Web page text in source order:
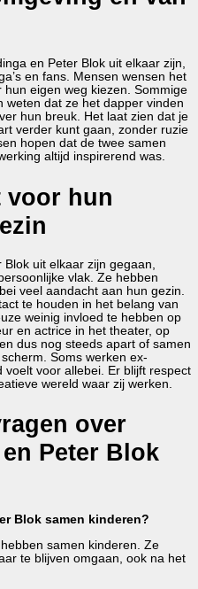
en Peter Blok uit elkaar zijn,
en fans. Mensen wensen het
eigen weg kiezen. Sommige
weten dat ze het dapper vinden
hun breuk. Het laat zien dat je
verder kunt gaan, zonder ruzie
hopen dat de twee samen
altijd inspirerend was.
voor hun
uit elkaar zijn gegaan,
vlak. Ze hebben
veel aandacht aan hun gezin.
te houden in het belang van
weinig invloed te hebben op
en actrice in het theater, op
dus nog steeds apart of samen
Soms werken ex-
voor allebei. Er blijft respect
wereld waar zij werken.
over
Peter Blok
Blok samen kinderen?
samen kinderen. Ze
te blijven omgaan, ook na het